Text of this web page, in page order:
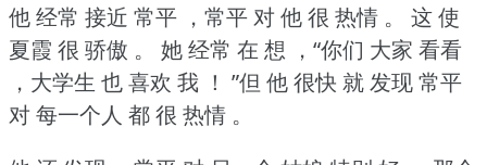
他 经常 接近 常平 ，常平 对 他 很 热情 。
这 使
夏霞 很 骄傲 。
她 经常 在 想 ，“你们 大家 看看
，大学生 也 喜欢 我 ！ ”但 他 很快 就 发现 常平
对 每一个人 都 很 热情 。